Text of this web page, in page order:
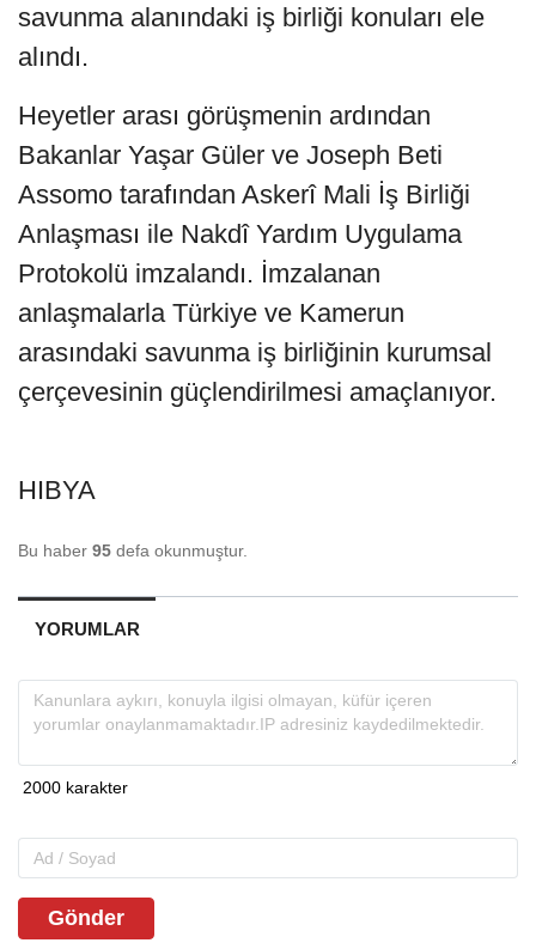
savunma alanındaki iş birliği konuları ele
alındı.
Heyetler arası görüşmenin ardından
Bakanlar Yaşar Güler ve Joseph Beti
Assomo tarafından Askerî Mali İş Birliği
Anlaşması ile Nakdî Yardım Uygulama
Protokolü imzalandı. İmzalanan
anlaşmalarla Türkiye ve Kamerun
arasındaki savunma iş birliğinin kurumsal
çerçevesinin güçlendirilmesi amaçlanıyor.
HIBYA
Bu haber 95 defa okunmuştur.
YORUMLAR
Gönder